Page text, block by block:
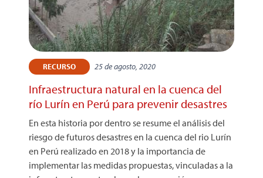
RECURSO 25 de agosto, 2020
Infraestructura natural en la cuenca del
río Lurín en Perú para prevenir desastres
En esta historia por dentro se resume el análisis del
riesgo de futuros desastres en la cuenca del rio Lurín
en Perú realizado en 2018 y la importancia de
implementar las medidas propuestas, vinculadas a la